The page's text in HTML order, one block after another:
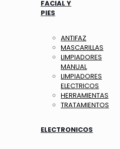
FACIAL Y
PIES
ANTIFAZ
MASCARILLAS
LIMPIADORES
MANUAL
LIMPIADORES
ELECTRICOS
HERRAMIENTAS
TRATAMIENTOS
ELECTRONICOS